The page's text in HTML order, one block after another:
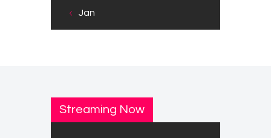
« Jan
Streaming Now